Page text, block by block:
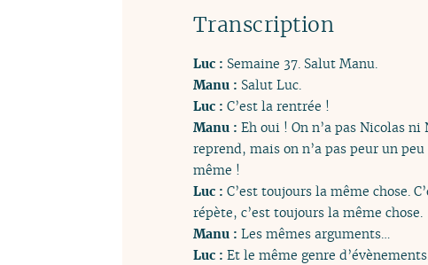
Transcription
Luc : Semaine 37. Salut Manu.
Manu : Salut Luc.
Luc : C’est la rentrée !
Manu : Eh oui ! On n’a pas Nicolas
reprend, mais on n’a pas peur un
même !
Luc : C’est toujours la même chose.
répète, c’est toujours la même chose.
Manu : Les mêmes arguments…
Luc : Et le même genre